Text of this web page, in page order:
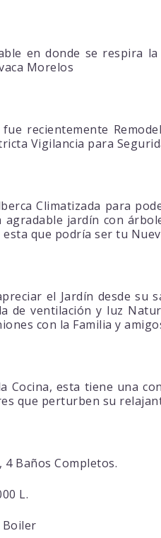
en donde se respira
Morelos
fue recientemente
Vigilancia para
Climatizada para
agradable jardín con
esta que podría ser tu
el Jardín desde su
de ventilación y luz
con la Familia y
Cocina, esta tiene una
que perturben su
4 Baños Completos.
L.
Boiler